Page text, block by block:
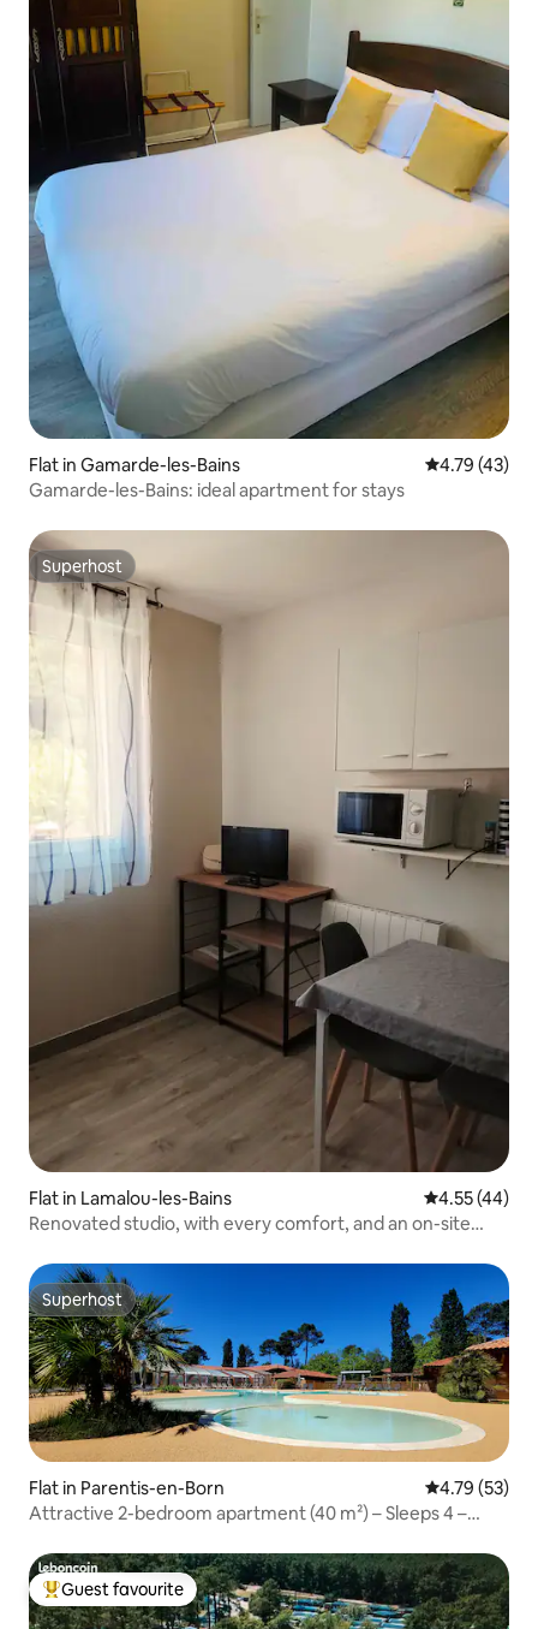
Flat in Gamarde-les-Bains 4.79 out of 5
4.79 (43)
Gamarde-les-Bains: ideal apartment for stays
Superhost
Superhost
Flat in Lamalou-les-Bains 4.55 out of 5
4.55 (44)
Renovated studio, with every comfort, and an on-site
Superhost
Superhost
Flat in Parentis-en-Born 4.79 out of 5
4.79 (53)
Attractive 2-bedroom apartment (40 m²) – Sleeps 4 –
Top guest favourite
Guest favourite